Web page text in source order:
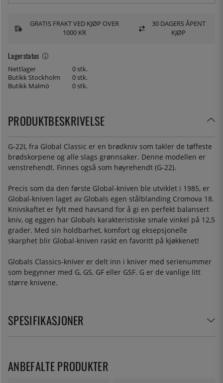
Lagerstatus
Nettlager
0 stk.
Butikk Stockholm
0 stk.
Butikk Malmö
0 stk.
GRATIS FRAKT VED KJØP OVER
1000 KR
30 DAGERS ÅPENT
KJØP
PRODUKTBESKRIVELSE
G-22L fra Global Classic er en brødkniv som takler de tøffeste
brødskorpene og alle slags grønnsaker. Denne modellen er
venstrehendt. Finnes også som høyrehendt (G-22).
Precis som da den første Global-kniven ble utviklet i 1985, er
Global-kniven laget av Globals egen stålblanding Cromova 18.
Knivskaftet er fylt med havsand for å gi en perfekt balansert
kniv, og eggen har Globals karakteristiske smale vinkel på 12,5
grader. Med sin holdbarhet, komfort og eksepsjonelle
skarphet blir Global-kniven raskt en favoritt på kjøkkenet!
Globals Classics-kniver er delt inn i kniver med serienummer
som begynner med G, GS, GF eller GSF. G er de vanlige litt
større knivene.
SPESIFIKASJONER
ANBEFALTE PRODUKTER